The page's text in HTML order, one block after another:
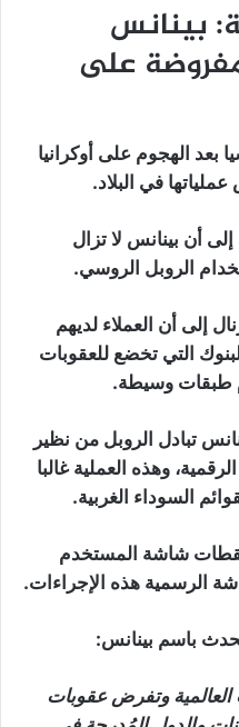
بينانس
على
بعد الهجوم على أوكرانيا
في البلاد.
أن بينانس لا تزال
الروبل الروسي.
إلى أن العملاء لديهم
التي تخضع للعقوبات
طبقات وسيطة.
تبادل الروبل من نظير
وهذه العملية غالبا
السوداء الغربية.
شاشة المستخدم
الرسمية هذه الإجراءات.
باسم بينانس:
العالمية وتفرض عقوبات